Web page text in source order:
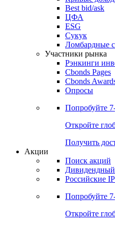
Best bid/ask
ЦФА
ESG
Сукук
Ломбардные
Участники рынка
Рэнкинги
Cbonds Pages
Cbonds
Опросы
Попробуйте
Откройте
Получить
Акции
Поиск акций
Дивидендный
Российские
Попробуйте
Откройте